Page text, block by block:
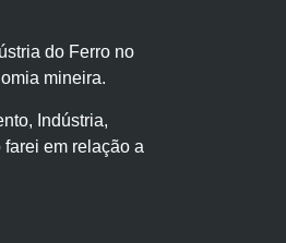
do Ferro no
mineira.
Indústria,
em relação a